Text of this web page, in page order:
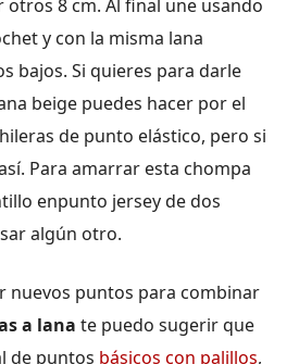
otros 8 cm. Al final une usando
y con la misma lana
bajos. Si quieres para darle
beige puedes hacer por el
de punto elástico, pero si
Para amarrar esta chompa
enpunto jersey de dos
algún otro.
nuevos puntos para combinar
a lana te puedo sugerir que
de puntos básicos con palillos,